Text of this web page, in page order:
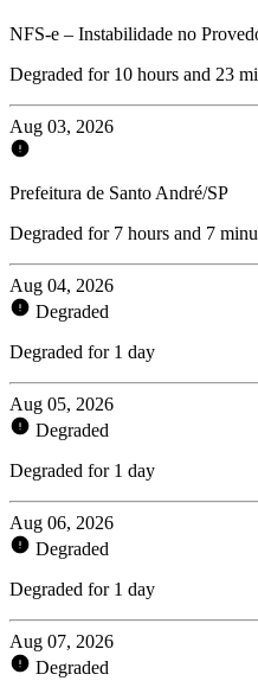
NFS-e – Instabilidade no
Degraded for 10 hours and 23
Aug 03, 2026
Prefeitura de Santo André/SP
Degraded for 7 hours and 7
Aug 04, 2026
Degraded
Degraded for 1 day
Aug 05, 2026
Degraded
Degraded for 1 day
Aug 06, 2026
Degraded
Degraded for 1 day
Aug 07, 2026
Degraded